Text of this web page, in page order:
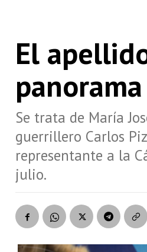
El
Se trata de María
guerrillero Carlos
representante a la
julio.